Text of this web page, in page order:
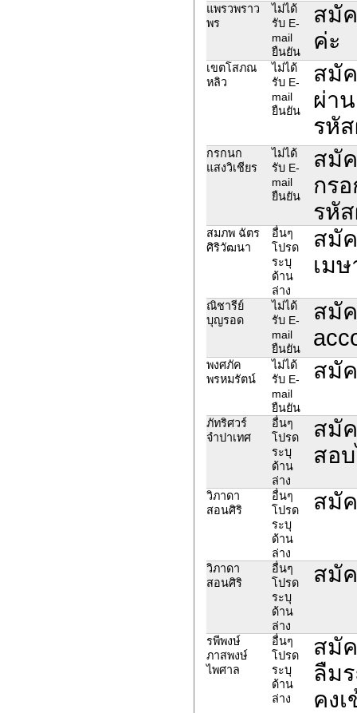
แพรวพราว
พร
ไม่ได้
รับ E-
mail
ยืนยัน
สมั
ค่ะ
เขตโสภณ
หลิว
ไม่ได้
รับ E-
mail
ยืนยัน
สมั
ผ่า
รหั
กรกนก
แสงวิเชียร
ไม่ได้
รับ E-
mail
ยืนยัน
สมั
กร
รหั
สมภพ ฉัตร
ศิริวัฒนา
อื่นๆ
โปรด
ระบุ
ด้าน
ล่าง
สมั
เม
ณิชารีย์
บุญรอด
ไม่ได้
รับ E-
mail
ยืนยัน
สมั
พงศภัค
พรหมรัตน์
ไม่ได้
รับ E-
mail
ยืนยัน
สมั
ภัทริศวร์
จำปาเทศ
อื่นๆ
โปรด
ระบุ
ด้าน
ล่าง
สมั
สอ
วิภาดา
สอนศิริ
อื่นๆ
โปรด
ระบุ
ด้าน
ล่าง
สมั
วิภาดา
สอนศิริ
อื่นๆ
โปรด
ระบุ
ด้าน
ล่าง
สมั
รพีพงษ์
ภาสพงษ์
ไพศาล
อื่นๆ
โปรด
ระบุ
ด้าน
ล่าง
สมั
ลืม
คง